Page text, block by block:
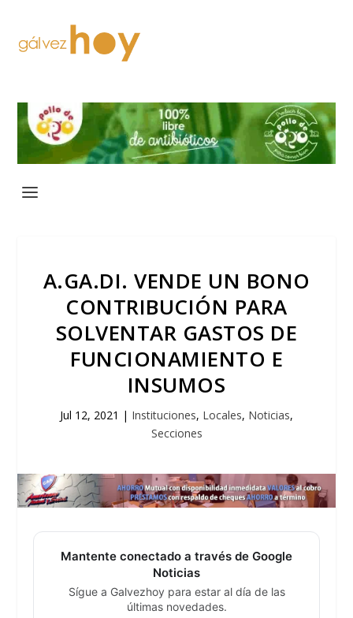
A.GA.DI. VENDE UN BONO
CONTRIBUCIÓN PARA
SOLVENTAR GASTOS DE
FUNCIONAMIENTO E
INSUMOS
Jul 12, 2021 | Instituciones, Locales, Noticias,
Secciones
Mantente conectado a través de Google
Noticias
Sígue a Galvezhoy para estar al día de las
últimas novedades.